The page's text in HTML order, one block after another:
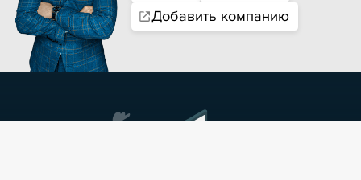
Добавить компанию